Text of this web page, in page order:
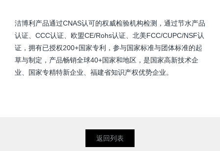
洁博利产品通过CNAS认可的权威检验机构检测，通过节水产品
认证、CCC认证、欧盟CE/Rohs认证、北美FCC/CUPC/NSF认
证，拥有已授权200+国家专利，参与国家标准与团体标准的起
草与制定，产品畅销全球40+国家和地区，是国家高新技术企
业、国家专精特新企业、福建省知识产权优势企业。
返回列表